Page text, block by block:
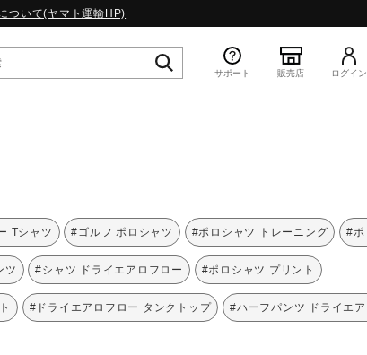
ついて(ヤマト運輸HP)
WAVE
サポート 販売店 ログイン
Tシャツ #ゴルフ ポロシャツ #ポロシャツ トレーニング #ポ
ツ #シャツ ドライエアロフロー #ポロシャツ プリント
#ドライエアロフロー タンクトップ #ハーフパンツ ドライエ